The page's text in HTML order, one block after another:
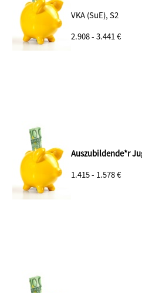
VKA (SuE), S2
2.908 - 3.441 €
Auszubildende*r
1.415 - 1.578 €